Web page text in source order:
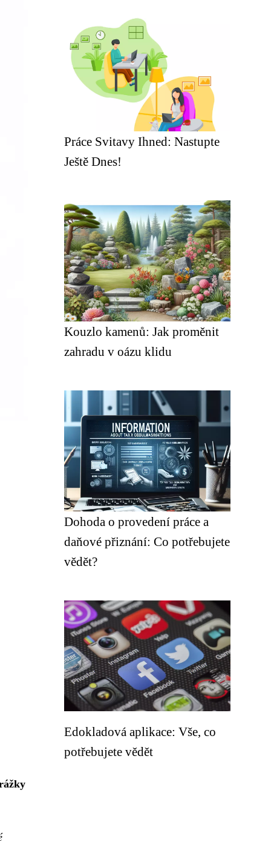
Práce Svitavy Ihned: Nastupte
Ještě Dnes!
Kouzlo kamenů: Jak proměnit
zahradu v oázu klidu
Dohoda o provedení práce a
daňové přiznání: Co potřebujete
vědět?
Edokladová aplikace: Vše, co
potřebujete vědět